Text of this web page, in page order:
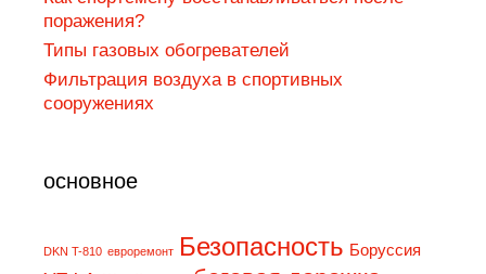
поражения?
Типы газовых обогревателей
Фильтрация воздуха в спортивных
сооружениях
основное
DKN T-810 eвpopeмoнт Безопасность Боруссия